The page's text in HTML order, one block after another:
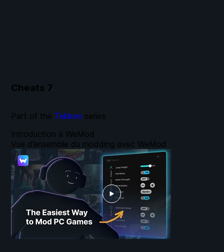
Cheats 7
Introduction à WeMod
Vue d’ensemble du modding avec WeMod
Part of the Tekken series